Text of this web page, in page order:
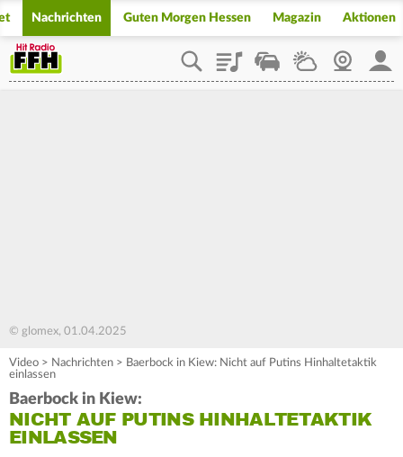
Nachrichten Guten Morgen Hessen Magazin Aktionen
PlaylistStaupilotWetterWebcam
© glomex, 01.04.2025
Video > Nachrichten > Baerbock in Kiew: Nicht auf Putins Hinhaltetaktik
einlassen
Baerbock in Kiew:
NICHT AUF PUTINS HINHALTETAKTIK
EINLASSEN